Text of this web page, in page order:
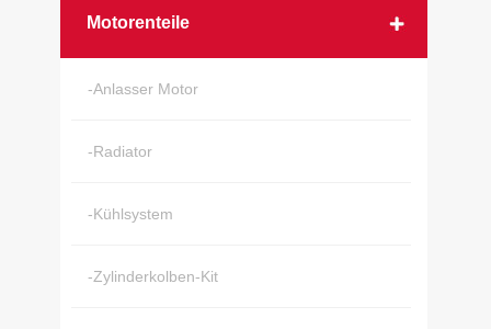
Motorenteile
-Anlasser Motor
-Radiator
-Kühlsystem
-Zylinderkolben-Kit